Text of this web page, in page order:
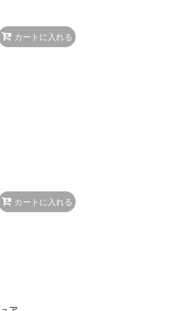
カートに入れる
カートに入れる